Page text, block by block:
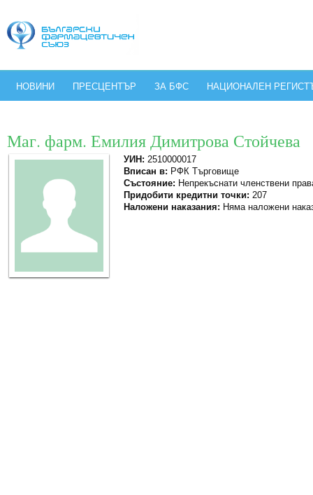
НОВИНИ ПРЕСЦЕНТЪР ЗА БФС НАЦИОНАЛЕН
Маг. фарм. Емилия Димитрова Стойчева
УИН: 2510000017
Вписан в: РФК Търговище
Състояние: Непрекъснати членствени
Придобити кредитни точки: 207
Наложени наказания: Няма наложени